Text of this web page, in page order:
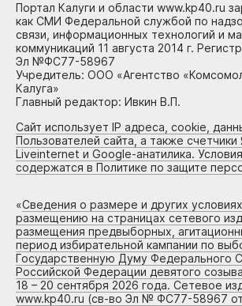
Портал Калуги и области www.kp40.ru
как СМИ Федеральной службой по
связи, информационных технологий и
коммуникаций 11 августа 2014 г.
Эл №ФС77-58967
Учредитель: ООО «Агентство
Калуга»
Главный редактор: Ивкин В.П.
Сайт использует IP адреса, cookie,
Пользователей сайта, а также счетчики
Liveinternet и Google-анатилика.
содержатся в Политике по защите
«Сведения о размере и других
размещению на страницах сетевого
размещения предвыборных,
период избирательной кампании по
Государственную Думу Федерального
Российской Федерации девятого
18 – 20 сентября 2026 года. Сетевое
www.kp40.ru (св-во Эл № ФС77-58967 от